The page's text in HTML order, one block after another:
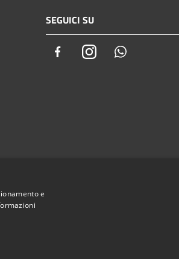
SEGUICI SU
FacebookInstagram
e